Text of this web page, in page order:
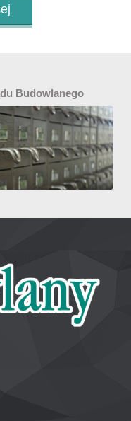
Budowlanego